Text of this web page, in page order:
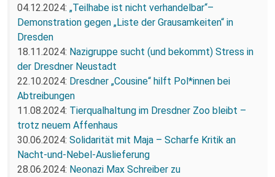
04.12.2024: „Teilhabe ist nicht verhandelbar“–
Demonstration gegen „Liste der Grausamkeiten“ in
Dresden
18.11.2024: Nazigruppe sucht (und bekommt) Stress in
der Dresdner Neustadt
22.10.2024: Dresdner „Cousine“ hilft Pol*innen bei
Abtreibungen
11.08.2024: Tierqualhaltung im Dresdner Zoo bleibt –
trotz neuem Affenhaus
30.06.2024: Solidarität mit Maja – Scharfe Kritik an
Nacht-und-Nebel-Auslieferung
28.06.2024: Neonazi Max Schreiber zu